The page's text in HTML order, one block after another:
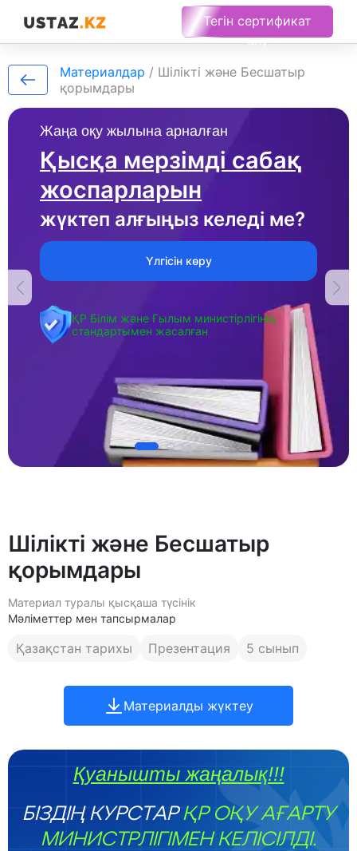
Тегін сертификат
алу
Жаңа оқу жылына арналған
Қысқа мерзімді сабақ
жоспарларын
жүктеп алғыңыз келеді ме?
Үлгісін көру
ҚР Білім және Ғылым министірлігінің
стандартымен жасалған
Материалдар / Шілікті және Бесшатыр
қорымдары
Шілікті және Бесшатыр
қорымдары
Материал туралы қысқаша түсінік
Мәліметтер мен тапсырмалар
Қазақстан тарихы Презентация 5 сынып
Материалды жүктеу
Қуанышты жаңалық!!!
БІЗДІҢ КУРСТАРҚР ОҚУ АҒАРТУ
МИНИСТРЛІГІМЕН КЕЛІСІЛДІ.